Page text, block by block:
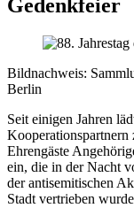
Gedenkfeier
Bildnachweis:
Berlin
Seit einigen Jahren
Kooperationspartnern
Ehrengäste
ein, die in der Nacht
der antisemitischen
Stadt vertrieben